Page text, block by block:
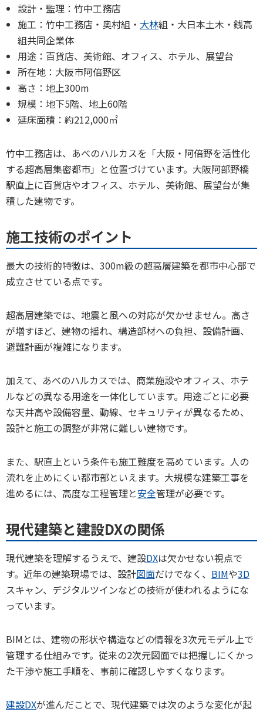
設計・監理：竹中工務店
施工：竹中工務店・奥村組・ 大林組・大日本土木・銭高
組共同企業体
用途：百貨店、美術館、オフィス、ホテル、展望台
所在地：大阪市阿倍野区
高さ：地上300m
規模：地下5階、地上60階
延床面積：約212,000㎡
竹中工務店は、あべのハルカスを「大阪・阿倍野を活性化
する超高層集密都市」と位置づけています。大阪阿部野橋
駅直上に百貨店やオフィス、ホテル、美術館、展望台が集
積した建物です。
施工技術のポイント
最大の技術的特徴は、300m級の超高層建築を都市中心部で
成立させている点です。
超高層建築では、地震と風への対応が欠かせません。高さ
が増すほど、建物の揺れ、構造部材への負担、設備計画、
避難計画が複雑になります。
加えて、あべのハルカスでは、商業施設やオフィス、ホテ
ルなどの異なる用途を一体化しています。用途ごとに必要
な天井高や設備容量、動線、セキュリティが異なるため、
設計と施工の調整が非常に難しい建物です。
また、駅直上という条件も施工難度を高めています。人の
流れを止めにくい都市部といえます。大規模な建築工事を
進めるには、高度な工程管理と安全管理が必要です。
現代建築と建設DXの関係
現代建築を理解するうえで、建設DXは欠かせない視点で
す。近年の建築現場では、設計図面だけでなく、 BIMや3D
スキャン、デジタルツインなどの技術が使われるようにな
っています。
BIMとは、建物の形状や構造などの情報を3次元モデル上で
管理する仕組みです。従来の2次元図面では把握しにくかっ
た干渉や施工手順を、事前に確認しやすくなります。
建設DXが進んだことで、現代建築では次のような変化が起